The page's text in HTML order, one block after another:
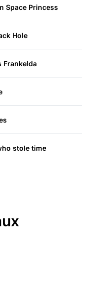
Space Princess
Hole
Frankelda
stole time